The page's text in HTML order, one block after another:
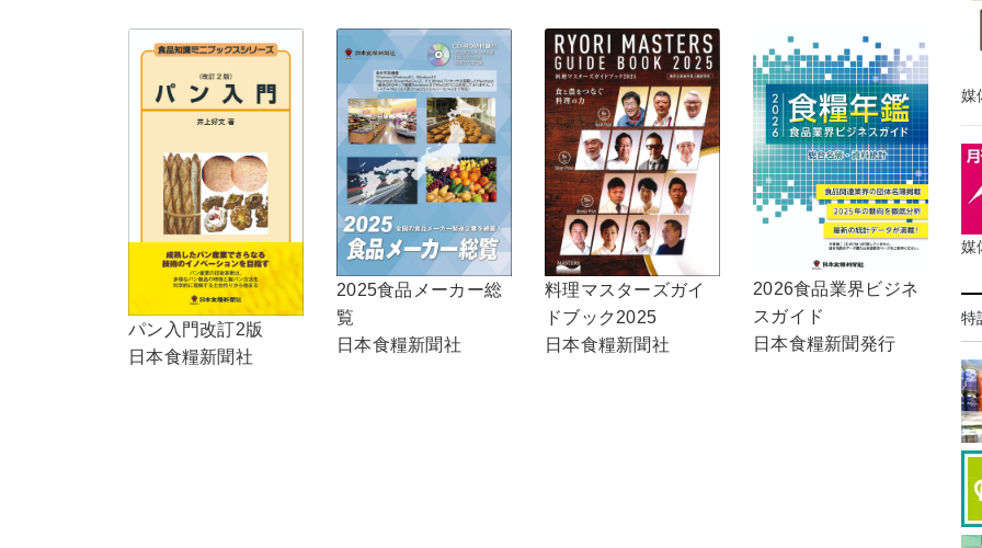
パン入門改訂2版
日本食糧新聞社
2025食品メーカー総
覧
日本食糧新聞社
料理マスターズガイ
ドブック2025
日本食糧新聞社
2026食品業界ビジネ
スガイド
日本食糧新聞発行
媒
媒
特